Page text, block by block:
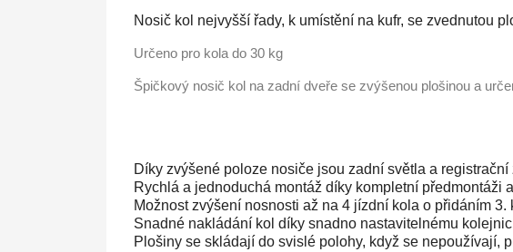
Nosič kol nejvyšší řady, k umístění na kufr, se zvednutou
Určeno pro kola do 30 kg
Špičkový nosič kol na zadní dveře se zvýšenou plošinou a
Díky zvýšené poloze nosiče jsou zadní světla a
Rychlá a jednoduchá montáž díky kompletní předmontáži
Možnost zvýšení nosnosti až na 4 jízdní kola o přidáním
Snadné nakládání kol díky snadno nastavitelnému
Plošiny se skládají do svislé polohy, když se nepoužívají,